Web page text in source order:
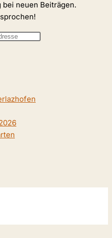
neuen Beiträgen.